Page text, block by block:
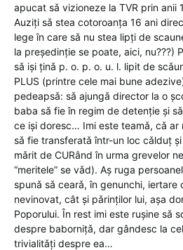
apucat sǎ vizioneze la TVR prin anii
Auziți sǎ stea cotoroanța 16 ani
lege în care sǎ nu stea lipți de
la preşedinție se poate, aici, nu???)
sǎ işi ținǎ p. o. p. o. u. l. lipit de
PLUS (printre cele mai bune
pedeapsǎ: sǎ ajungǎ director la o
baba sǎ fie în regim de detenție şi
ce işi doresc… Imi este teamǎ, cǎ ar
sǎ fie transferatǎ într-un loc cǎlduț
mǎrit de CURând în urma grevelor
“meritele” se vǎd). Aş ruga
spunǎ sǎ cearǎ, în genunchi, iertare
nevinovat, cât şi pǎrinților lui, aşa
Poporului. În rest imi este rușine sǎ
despre babornițǎ, dar gândesc la
trivialitǎți despre ea…